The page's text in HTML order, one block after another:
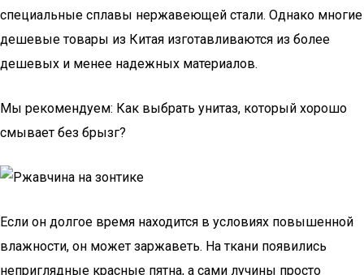
специальные сплавы нержавеющей стали. Однако многие
дешевые товары из Китая изготавливаются из более
дешевых и менее надежных материалов.
Мы рекомендуем: Как выбрать унитаз, который хорошо
смывает без брызг?
Если он долгое время находится в условиях повышенной
влажности, он может заржаветь. На ткани появились
неприглядные красные пятна, а сами лучины просто